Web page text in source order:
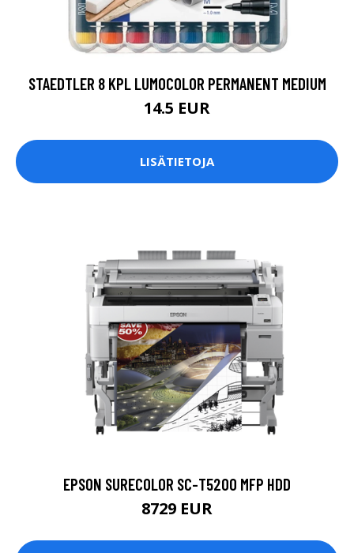
STAEDTLER 8 KPL LUMOCOLOR PERMANENT MEDIUM
14.5 EUR
LISÄTIETOJA
EPSON SURECOLOR SC-T5200 MFP HDD
8729 EUR